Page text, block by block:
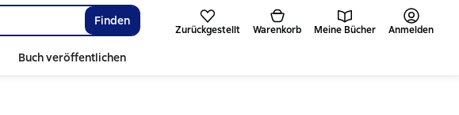
Finden
Zurückgestellt Warenkorb Meine Bücher Anmelden
Buch veröffentlichen